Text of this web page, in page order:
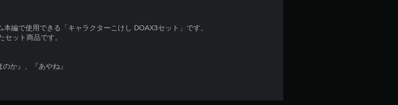
本編で使用できる「キャラクターこけし DOAX3セット」です。
ット商品です。
か』、『あやね』